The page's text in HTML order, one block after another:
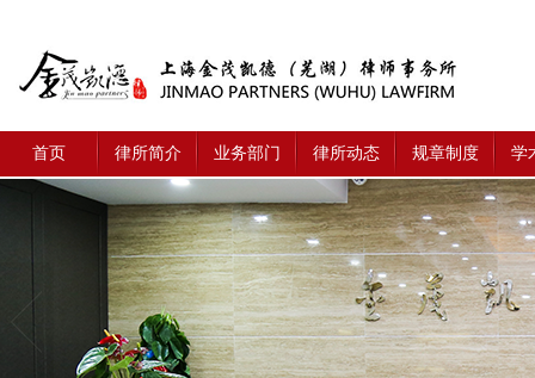
首页 律所简介 业务部门 律所动态 规章制度 学